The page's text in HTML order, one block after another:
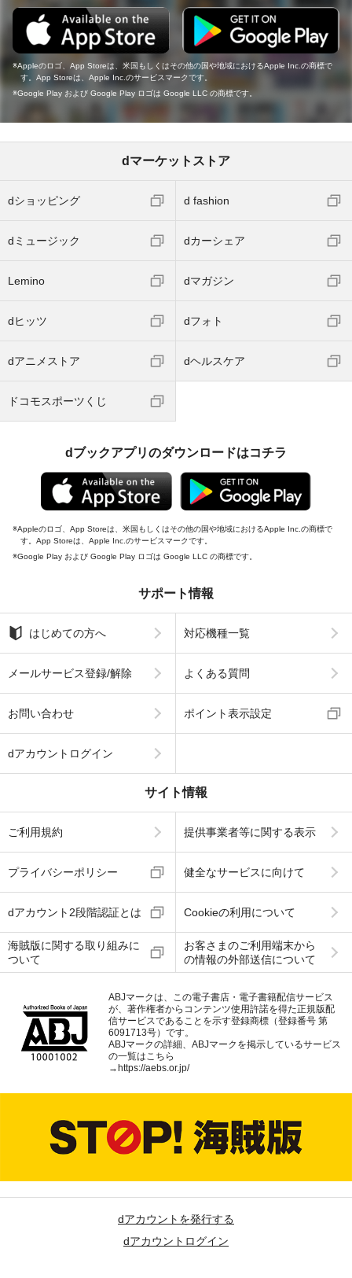
Appleのロゴ、App Storeは、米国もしくはその他の国や地域におけるApple Inc.の商標で
す。App Storeは、Apple Inc.のサービスマークです。
Google Play および Google Play ロゴは Google LLC の商標です。
dマーケットストア
dショッピング d fashion
dミュージック dカーシェア
Lemino dマガジン
dヒッツ dフォト
dアニメストア dヘルスケア
ドコモスポーツくじ
dブックアプリのダウンロードはコチラ
Appleのロゴ、App Storeは、米国もしくはその他の国や地域におけるApple Inc.の商標で
す。App Storeは、Apple Inc.のサービスマークです。
Google Play および Google Play ロゴは Google LLC の商標です。
サポート情報
はじめての方へ 対応機種一覧
メールサービス登録/解除 よくある質問
お問い合わせ ポイント表示設定
dアカウントログイン
サイト情報
ご利用規約 提供事業者等に関する表示
プライバシーポリシー 健全なサービスに向けて
dアカウント2段階認証とは Cookieの利用について
海賊版に関する取り組みに
ついて
お客さまのご利用端末から
の情報の外部送信について
ABJマークは、この電子書店・電子書籍配信サービス
が、著作権者からコンテンツ使用許諾を得た正規版配
信サービスであることを示す登録商標（登録番号 第
6091713号）です。
ABJマークの詳細、ABJマークを掲示しているサービス
の一覧はこちら
→https://aebs.or.jp/
dアカウントを発行する
dアカウントログイン